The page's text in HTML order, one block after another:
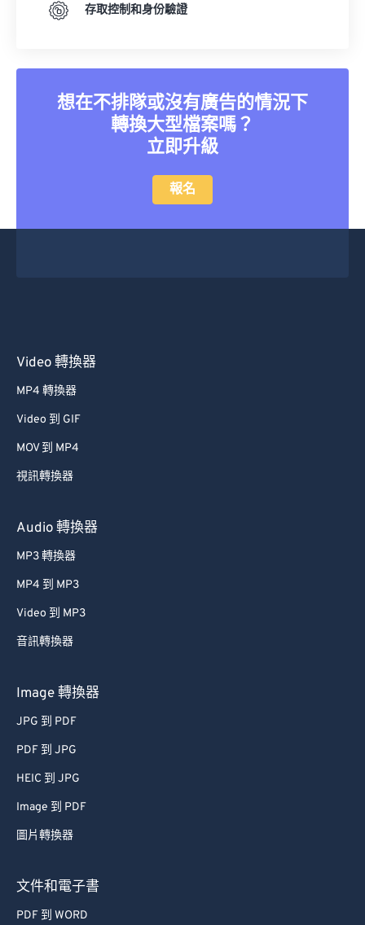
存取控制和身份驗證
想在不排隊或沒有廣告的情況下
轉換大型檔案嗎？
立即升級
報名
Video 轉換器
MP4 轉換器
Video 到 GIF
MOV 到 MP4
視訊轉換器
Audio 轉換器
MP3 轉換器
MP4 到 MP3
Video 到 MP3
音訊轉換器
Image 轉換器
JPG 到 PDF
PDF 到 JPG
HEIC 到 JPG
Image 到 PDF
圖片轉換器
文件和電子書
PDF 到 WORD